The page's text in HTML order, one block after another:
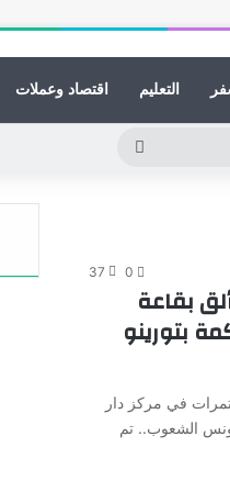
التعليم اقتصاد وعملات
0
37
بقاعة
بتورينو
في مركز دار
يونس الشعوب.. تم